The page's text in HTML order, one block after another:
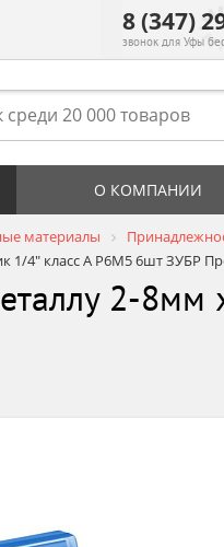
8 (347)
звонок для Уфы
О КОМПАНИИ
материалы
1/4" класс А Р6М5 6шт ЗУБР
2-